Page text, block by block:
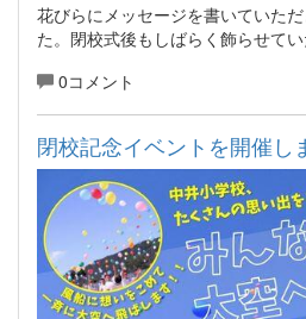
花びらにメッセージを書いていた
た。閉校式後もしばらく飾らせてい
0コメント
閉校記念イベントを開催し